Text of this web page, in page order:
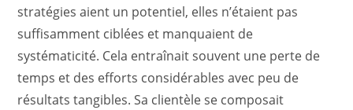
stratégies aient un potentiel, elles n’étaient pas
suffisamment ciblées et manquaient de
systématicité. Cela entraînait souvent une perte de
temps et des efforts considérables avec peu de
résultats tangibles. Sa clientèle se composait